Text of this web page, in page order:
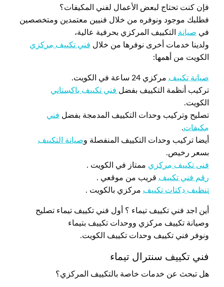
فإن كنت تحتاج لبعض الأعمال لفني المكيفات؟
فطلبك موجود ونوفره من خلال فنيين معتمدين ومتخصصين
في صيانة التكييف المركزي بحرفية عالية،
ولدينا خدمات أخرى نوفرها من خلال فني تكييف مركزي
الكويت من أهمها:
صيانة تكييف مركزي 24 ساعة في الكويت.
تركيب أنظمة التكييف بفضل فني تكييف باكستاني
الكويت.
تصليح وتركيب وحدات التكييف المدمجة بفضل فني
مكيفات.
أيضا تركيب وحدات التكييف المنفصلة وصيانة التكييف
بسعر رخيص.
فنى تكييف مركزي ممتاز في الكويت .
رقم فني تكييف قريب من موقعي .
تنظيف دكتات تكييف مركزي بالكويت .
أين اجد فني تكييف تيماء ؟ أول فني تكييف تيماء تصليح
وصيانة تكييف مركزي ووحدات تكييف بتيماء
ونوفر فني تكييف وحدات تكييف الكويت.
فني تكييف سنترال تيماء
هل تبحث عن خدمات خاصة بالتكييف المركزي؟